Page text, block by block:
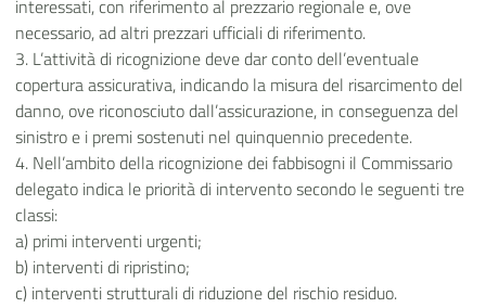
interessati, con riferimento al prezzario regionale e, ove
necessario, ad altri prezzari ufficiali di riferimento.
3. L’attività di ricognizione deve dar conto dell’eventuale
copertura assicurativa, indicando la misura del risarcimento del
danno, ove riconosciuto dall’assicurazione, in conseguenza del
sinistro e i premi sostenuti nel quinquennio precedente.
4. Nell’ambito della ricognizione dei fabbisogni il Commissario
delegato indica le priorità di intervento secondo le seguenti tre
classi:
a) primi interventi urgenti;
b) interventi di ripristino;
c) interventi strutturali di riduzione del rischio residuo.